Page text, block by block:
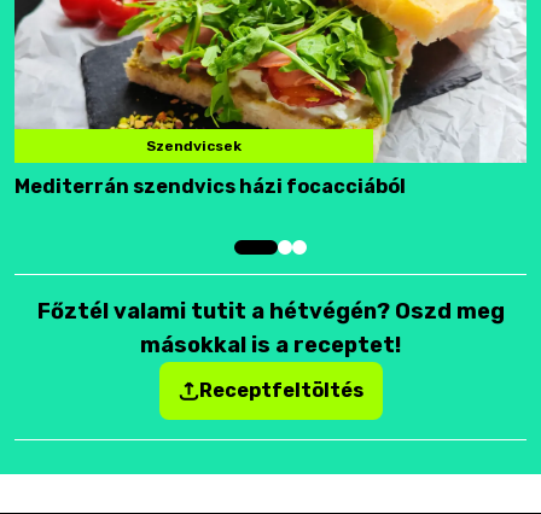
Szendvicsek
Mediterrán szendvics házi focacciából
Főztél valami tutit a hétvégén? Oszd meg
másokkal is a receptet!
Receptfeltöltés